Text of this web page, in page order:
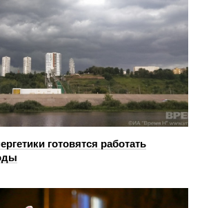
готовятся работать